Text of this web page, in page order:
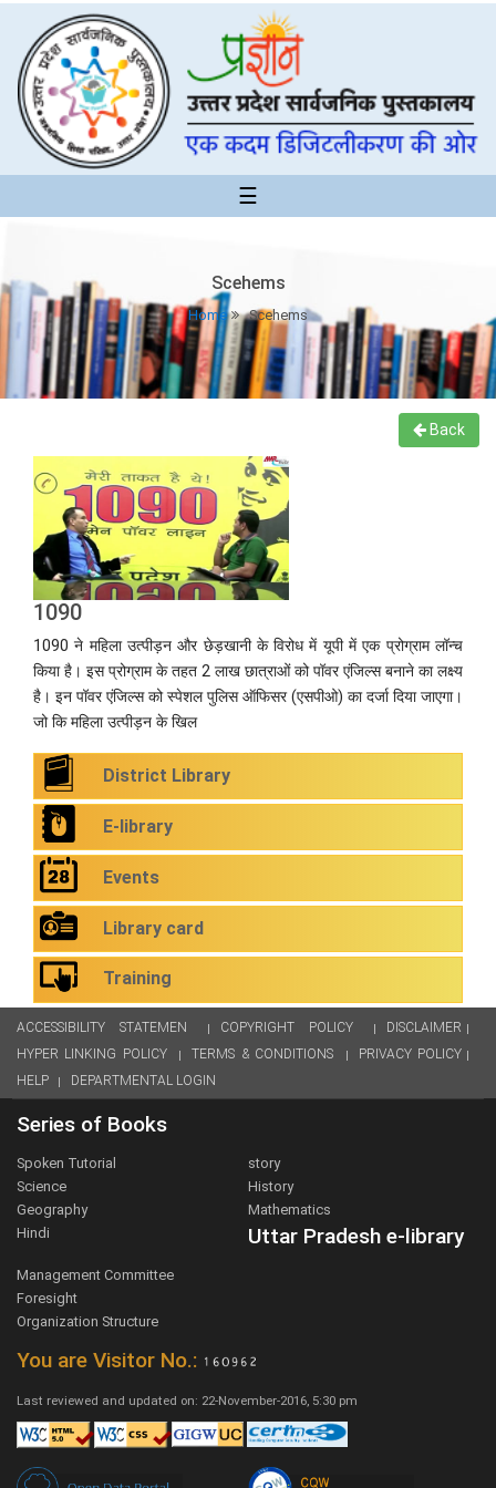
☰
Scehems
Home Scehems
Back
1090
1090 ने महिला उत्पीड़न और छेड़खानी के विरोध में यूपी में एक प्रोग्राम लॉन्च
किया है। इस प्रोग्राम के तहत 2 लाख छात्राओं को पॉवर एंजिल्स बनाने का लक्ष्य
है। इन पॉवर एंजिल्स को स्पेशल पुलिस ऑफिसर (एसपीओ) का दर्जा दिया जाएगा।
जो कि महिला उत्पीड़न के खिल
District Library
E-library
Events
Library card
Training
ACCESSIBILITY STATEMEN COPYRIGHT POLICY
DISCLAIMER
HYPER LINKING POLICY
TERMS & CONDITIONS
PRIVACY POLICY
HELP
DEPARTMENTAL LOGIN
Series of Books
Spoken Tutorial
story
Science
History
Geography
Mathematics
Hindi
Uttar Pradesh e-library
Management Committee
Foresight
Organization Structure
You are Visitor No.:
Last reviewed and updated on: 22-November-2016, 5:30 pm